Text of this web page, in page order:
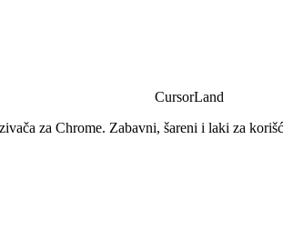
CursorLand
za Chrome. Zabavni, šareni i laki za